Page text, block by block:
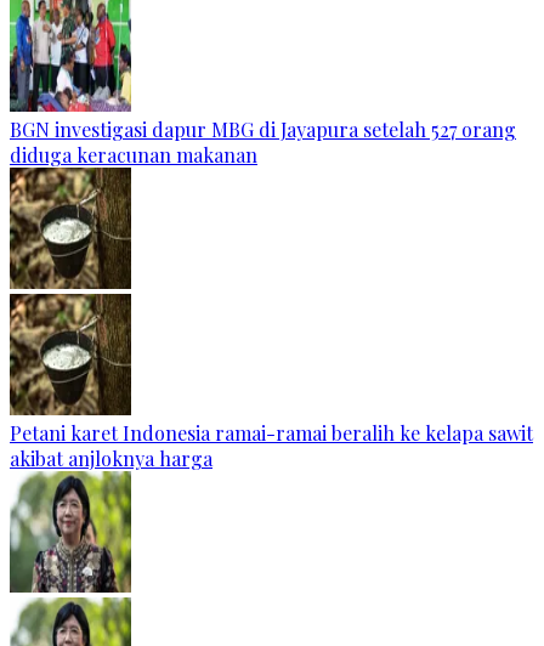
BGN investigasi dapur MBG di Jayapura setelah 527 orang
diduga keracunan makanan
Petani karet Indonesia ramai-ramai beralih ke kelapa sawit
akibat anjloknya harga